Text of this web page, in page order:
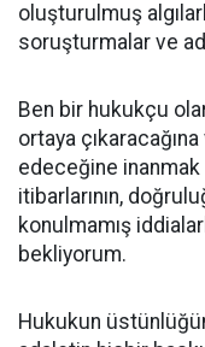
oluşturulmuş
soruşturmalar ve
Ben bir hukukçu
ortaya
edeceğine
itibarlarının,
konulmamış
bekliyorum.
Hukukun